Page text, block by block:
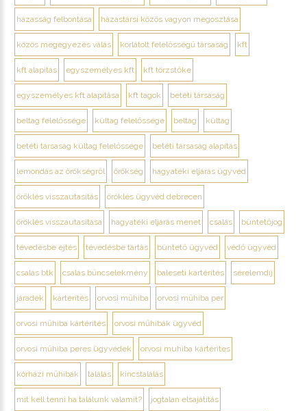
házasság felbontása házastársi közös vagyon megosztása
közös megegyezés válás korlátolt felelősségű társaság kft
kft alapítás egyszemélyes kft kft törzstőke
egyszemélyes kft alapítása kft tagok betéti társaság
beltag felelőssége kültag felelőssége beltag kültag
betéti társaság kültag felelőssége betéti társaság alapítás
lemondás az örökségről örökség hagyatéki eljárás ügyvéd
öröklés visszautasítás öröklés ügyvéd debrecen
öröklés visszautasítása hagyatéki eljárás menet csalás büntetőjog
tévedésbe ejtés tévedésbe tartás büntető ügyvéd védő ügyvéd
csalás btk csalás bűncselekmény baleseti kártérítés sérelemdíj
járadék kártérítés orvosi műhiba orvosi műhiba per
orvosi műhiba kártérítés orvosi műhibák ügyvéd
orvosi műhiba peres ügyvédek orvosi muhiba kártérítes
kórházi műhibák találás kincstalálás
mit kell tenni ha találunk valamit? jogtalan elsajátítás